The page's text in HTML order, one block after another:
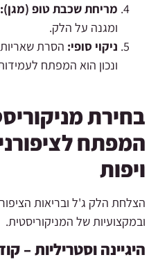
מריחת שכבת טופ (מגן):
ומגנה על הלק.
ניקוי סופי: הסרת
ונכון הוא המפתח
בחירת
המפתח
ויפות
הצלחת הלק ג'ל ובריאות
ובמקצועיות של המניקוריסטית.
היגיינה וסטריליות –